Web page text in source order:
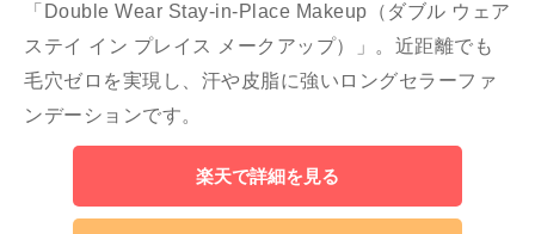
「Double Wear Stay-in-Place Makeup（ダブル ウェア
ステイ イン プレイス メークアップ）」。近距離でも
毛穴ゼロを実現し、汗や皮脂に強いロングセラーファ
ンデーションです。
楽天で詳細を見る